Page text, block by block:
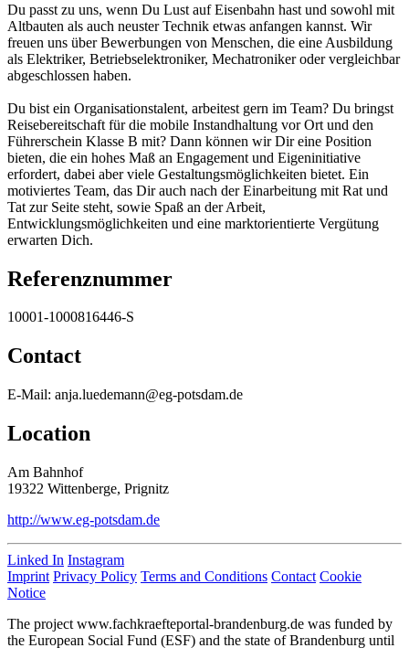
Du passt zu uns, wenn Du Lust auf Eisenbahn hast und sowohl mit
Altbauten als auch neuster Technik etwas anfangen kannst. Wir
freuen uns über Bewerbungen von Menschen, die eine Ausbildung
als Elektriker, Betriebselektroniker, Mechatroniker oder vergleichbar
abgeschlossen haben.
Du bist ein Organisationstalent, arbeitest gern im Team? Du bringst
Reisebereitschaft für die mobile Instandhaltung vor Ort und den
Führerschein Klasse B mit? Dann können wir Dir eine Position
bieten, die ein hohes Maß an Engagement und Eigeninitiative
erfordert, dabei aber viele Gestaltungsmöglichkeiten bietet. Ein
motiviertes Team, das Dir auch nach der Einarbeitung mit Rat und
Tat zur Seite steht, sowie Spaß an der Arbeit,
Entwicklungsmöglichkeiten und eine marktorientierte Vergütung
erwarten Dich.
Referenznummer
10001-1000816446-S
Contact
E-Mail: anja.luedemann@eg-potsdam.de
Location
Am Bahnhof
19322 Wittenberge, Prignitz
http://www.eg-potsdam.de
Linked In Instagram
Imprint Privacy Policy Terms and Conditions Contact Cookie
Notice
The project www.fachkraefteportal-brandenburg.de was funded by
the European Social Fund (ESF) and the state of Brandenburg until